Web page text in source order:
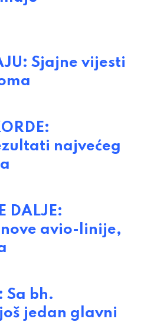
Sjajne vijesti
najvećeg
DALJE:
avio-linije,
Sa bh.
jedan glavni